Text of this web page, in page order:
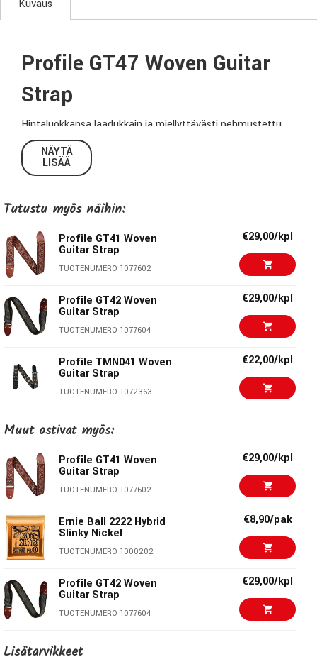
Kuvaus
Profile GT47 Woven Guitar
Strap
Hintaluokkansa laadukkain ja miellyttävästi pehmustettu
kitarahihna tyylikkäällä jakardi-kudonnalla. Hihnan selkäpuoli
on liukumatonta mokkanahkaa ja hihnan molemmat päät
ovat jämäkkää italialaista nahkaa. Hihnan säätösolki,
Tekniset tiedot:
Malli:
GT47
Pituus:
86cm - 150cm
Solkien materiaali:
Messinki
Profile Straps
Profilen kitarahihnat ovat luultavasti markkinoiden
korkealaatuisia ja niitä on saatavana monissa herkullisissa,
eksklusiivisissa kuvioissa, väreissä ja muunnelmissa, tekee
niistä vain entistä mielenkiintoisempia. Mallistosta löydät
käsintehtyjä malleja hienoimmasta ja pehmeimmästä
polyesteristä eri väreissä, kuvioissa ja malleissa. Tuunaa
kitaraasi Profilen kitarahihnalla ja olet valmis mille tahansa
keikkalavalle!
NÄYTÄ
LISÄÄ
Tutustu myös näihin:
Profile GT41 Woven
Guitar Strap
TUOTENUMERO 1077602
€29,00/kpl
Profile GT42 Woven
Guitar Strap
TUOTENUMERO 1077604
€29,00/kpl
Profile TMN041 Woven
Guitar Strap
TUOTENUMERO 1072363
€22,00/kpl
Profile TMN042 Woven
Guitar Strap
TUOTENUMERO 1072364
Profile BWS92 Guitar
Strap
TUOTENUMERO 1083301
€29,00/kpl
Profile BWS102 Guitar
Strap
TUOTENUMERO 1083305
€29,00/kpl
Profile THW22RD
Woven Strap
€22,00/kpl
Muut ostivat myös:
Profile GT41 Woven
Guitar Strap
TUOTENUMERO 1077602
€29,00/kpl
Ernie Ball 2222 Hybrid
Slinky Nickel
TUOTENUMERO 1000202
€8,90/pak
Profile GT42 Woven
Guitar Strap
TUOTENUMERO 1077604
€29,00/kpl
Ernie Ball 2211 Mondo
Slinky Nickel
Lisätarvikkeet